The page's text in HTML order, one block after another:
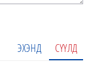
ЭХЭНД СҮҮЛД